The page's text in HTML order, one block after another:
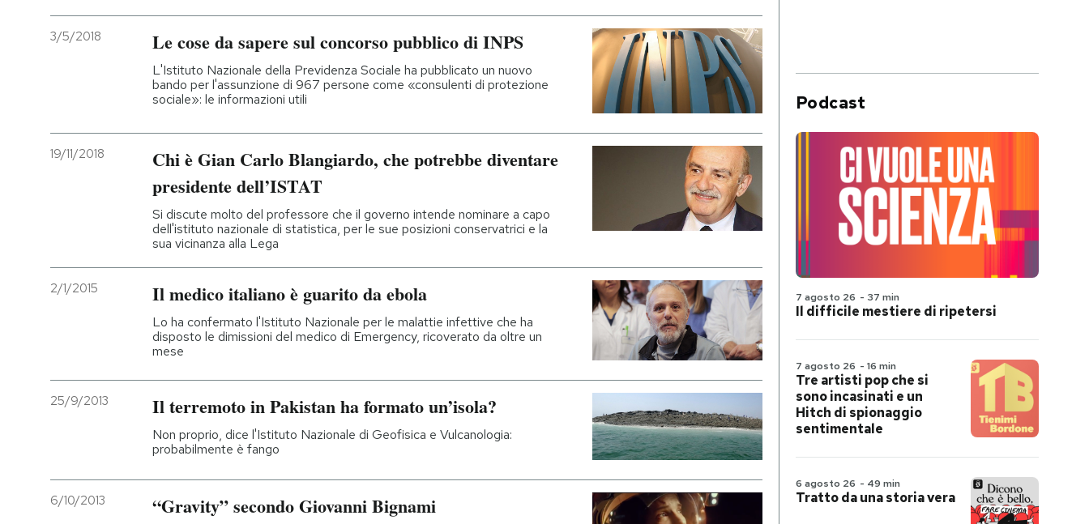
3/5/2018 Le cose da sapere sul concorso pubblico di INPS
L'Istituto Nazionale della Previdenza Sociale ha pubblicato un nuovo
bando per l'assunzione di 967 persone come «consulenti di protezione
sociale»: le informazioni utili
19/11/2018
Chi è Gian Carlo Blangiardo, che potrebbe diventare
presidente dell’ISTAT
Si discute molto del professore che il governo intende nominare a capo
dell'istituto nazionale di statistica, per le sue posizioni conservatrici e la
sua vicinanza alla Lega
2/1/2015 Il medico italiano è guarito da ebola
Lo ha confermato l'Istituto Nazionale per le malattie infettive che ha
disposto le dimissioni del medico di Emergency, ricoverato da oltre un
mese
25/9/2013 Il terremoto in Pakistan ha formato un’isola?
Non proprio, dice l'Istituto Nazionale di Geofisica e Vulcanologia:
probabilmente è fango
6/10/2013 “Gravity” secondo Giovanni Bignami
Podcast
7 agosto 26 - 37 min
Il difficile mestiere di ripetersi
7 agosto 26 - 16 min
Tre artisti pop che si
sono incasinati e un
Hitch di spionaggio
sentimentale
6 agosto 26 - 49 min
Tratto da una storia vera